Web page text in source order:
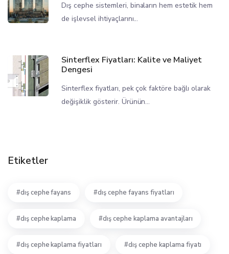
Dış cephe sistemleri, binaların hem estetik hem
de işlevsel ihtiyaçlarını...
Sinterflex Fiyatları: Kalite ve Maliyet
Dengesi
Sinterflex fiyatları, pek çok faktöre bağlı olarak
değişiklik gösterir. Ürünün...
Etiketler
dış cephe fayans dış cephe fayans fiyatları
dış cephe kaplama dış cephe kaplama avantajları
dış cephe kaplama fiyatları dış cephe kaplama fiyatı